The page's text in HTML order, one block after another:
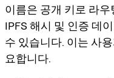
이름은 공개 키로 라우
IPFS 해시 및 인증 데
수 있습니다. 이는 사
요합니다.